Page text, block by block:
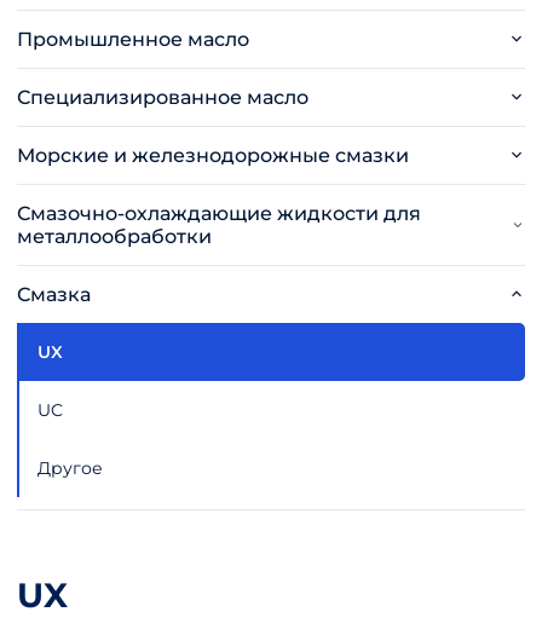
Промышленное масло
Специализированное масло
Морские и железнодорожные смазки
Смазочно-охлаждающие жидкости для
металлообработки
Смазка
UX
UC
Другое
UX